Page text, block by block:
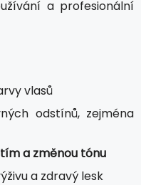
a profesionální
vlasů
odstínů, zejména
a změnou tónu
a zdravý lesk